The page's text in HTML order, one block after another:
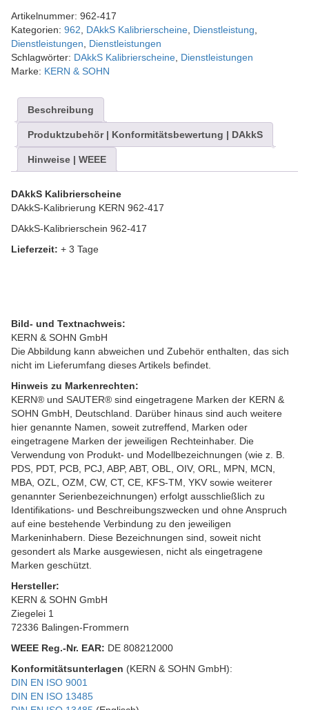
Artikelnummer: 962-417
Kategorien: 962 DAkkS Kalibrierscheine Dienstleistung
Dienstleistungen
Dienstleistungen
Schlagwörter: DAkkS Kalibrierscheine Dienstleistungen
Marke: KERN & SOHN
Beschreibung
Produktzubehör | Konformitätsbewertung | DAkkS
Hinweise | WEEE
DAkkS Kalibrierscheine
DAkkS-Kalibrierung KERN 962-417
DAkkS-Kalibrierschein 962-417
Lieferzeit: + 3 Tage
Bild- und Textnachweis:
KERN & SOHN GmbH
Die Abbildung kann abweichen und Zubehör enthalten, das sich
nicht im Lieferumfang dieses Artikels befindet.
Hinweis zu Markenrechten:
KERN® und SAUTER® sind eingetragene Marken der KERN &
SOHN GmbH, Deutschland. Darüber hinaus sind auch weitere
hier genannte Namen, soweit zutreffend, Marken oder
eingetragene Marken der jeweiligen Rechteinhaber. Die
Verwendung von Produkt- und Modellbezeichnungen (wie z. B.
PDS, PDT, PCB, PCJ, ABP, ABT, OBL, OIV, ORL, MPN, MCN,
MBA, OZL, OZM, CW, CT, CE, KFS-TM, YKV sowie weiterer
genannter Serienbezeichnungen) erfolgt ausschließlich zu
Identifikations- und Beschreibungszwecken und ohne Anspruch
auf eine bestehende Verbindung zu den jeweiligen
Markeninhabern. Diese Bezeichnungen sind, soweit nicht
gesondert als Marke ausgewiesen, nicht als eingetragene
Marken geschützt.
Hersteller:
KERN & SOHN GmbH
Ziegelei 1
72336 Balingen-Frommern
WEEE Reg.-Nr. EAR: DE 808212000
Konformitätsunterlagen (KERN & SOHN GmbH):
DIN EN ISO 9001
DIN EN ISO 13485